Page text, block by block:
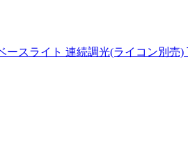
スライト 連続調光(ライコン別